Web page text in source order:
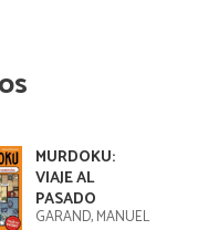
MURDOKU:
VIAJE AL
PASADO
GARAND, MANUEL